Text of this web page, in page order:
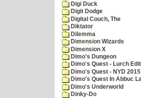
Digi Duck
Digit Dodge
Digital Couch, The
Diktator
Dilemma
Dimension Wizards
Dimension X
Dimo's Dungeon
Dimo's Quest - Lurch
Dimo's Quest - NYD
Dimo's Quest In Abbuc
Dimo's Underworld
Dinky-Do